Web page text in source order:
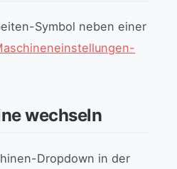
Symbol neben einer
wechseln
Dropdown in der